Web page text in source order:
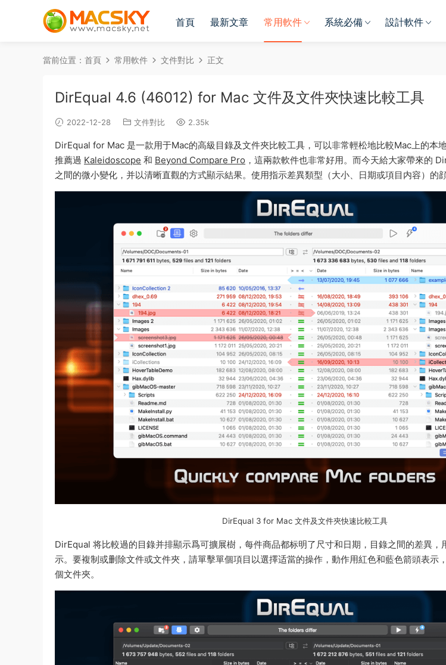
首頁 最新文章 常用軟件 系統必備 設計軟件
當前位置： 首頁 常用軟件 文件對比 正文
DirEqual 4.6 (46012) for Mac 文件及文件夾快速比較工具
2022-12-28 文件對比 2.35k
DirEqual for Mac 是一款用于Mac的高級目錄及文件夾比較工具，可以非常輕松地比較Mac上的本
推薦過 Kaleidoscope 和 Beyond Compare Pro ，這兩款軟件也非常好用。而今天給大家帶來的
之間的微小變化，并以清晰直觀的方式顯示結果。使用指示差異類型（大小、日期或項目内容）的
DirEqual 3 for Mac 文件及文件夾快速比較工具
DirEqual 将比較過的目錄并排顯示爲可擴展樹，每件商品都标明了尺寸和日期，目錄之間的差異，
示。要複制或删除文件或文件夾，請單擊單個項目以選擇适當的操作，動作用紅色和藍色箭頭表示
個文件夾。